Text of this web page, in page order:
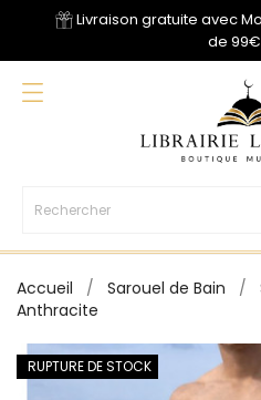
Livraison gratuite avec
de
Accueil Sarouel de Bain
Anthracite
RUPTURE DE STOCK